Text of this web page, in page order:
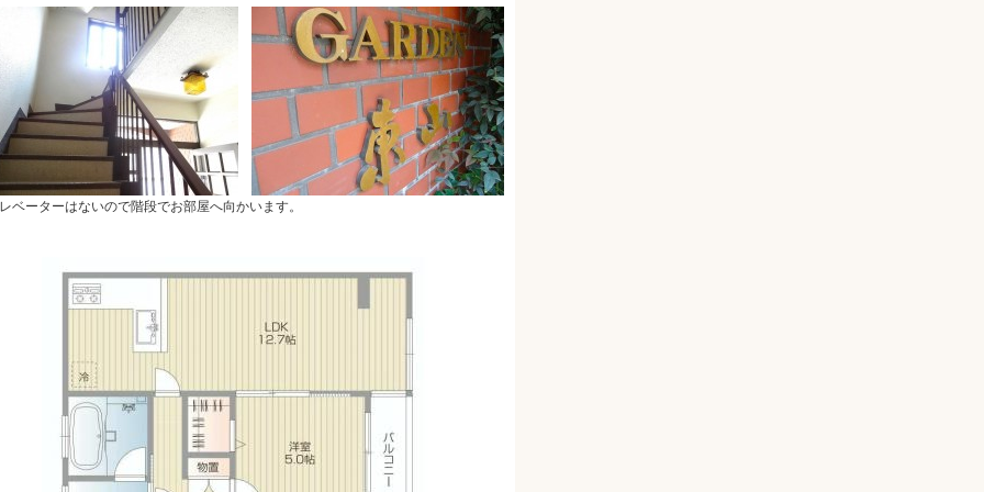
ベーターはないので階段でお部屋へ向かいます。